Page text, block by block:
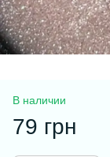
В наличии
79 грн